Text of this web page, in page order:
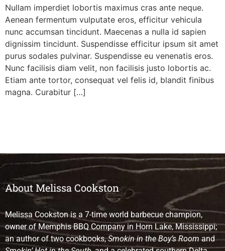
Nullam imperdiet lobortis maximus cras ante neque.
Aenean fermentum vulputate eros, efficitur vehicula
nunc accumsan tincidunt. Maecenas a nulla id sapien
dignissim tincidunt. Suspendisse efficitur ipsum sit amet
purus sodales pulvinar. Suspendisse eu venenatis eros.
Nunc facilisis diam velit, non facilisis justo lobortis ac.
Etiam ante tortor, consequat vel felis id, blandit finibus
magna. Curabitur […]
About Melissa Cookston
Melissa Cookston is a 7-time world barbecue champion,
owner of Memphis BBQ Company in Horn Lake, Mississippi;
an author of two cookbooks,Smokin in the Boy’s Roomand